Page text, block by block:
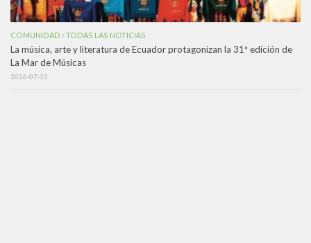
COMUNIDAD /TODAS LAS NOTICIAS
La música, arte y literatura de Ecuador protagonizan la 31ª edición de
La Mar de Músicas
2026-07-15